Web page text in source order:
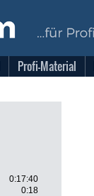
Profi-Material
0:17:40
0:18